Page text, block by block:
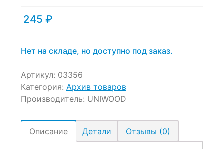
245 ₽
Нет на складе, но доступно под заказ.
Артикул: 03356
Категория: Архив товаров
Производитель: UNIWOOD
Описание Детали Отзывы (0)